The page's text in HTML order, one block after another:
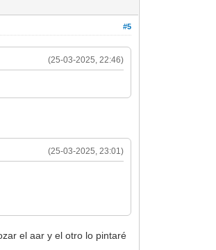
#5
(25-03-2025, 22:46)
(25-03-2025, 23:01)
el aar y el otro lo pintaré